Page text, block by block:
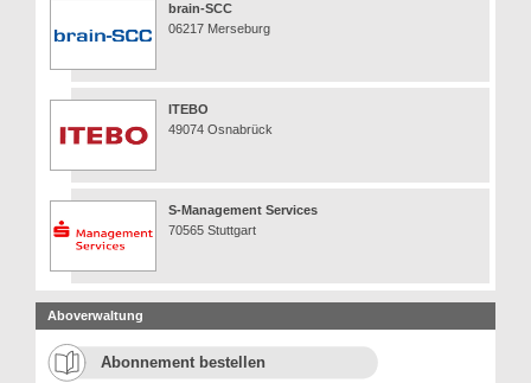
brain-SCC
06217 Merseburg
ITEBO
49074 Osnabrück
S-Management Services
70565 Stuttgart
Aboverwaltung
Abonnement bestellen